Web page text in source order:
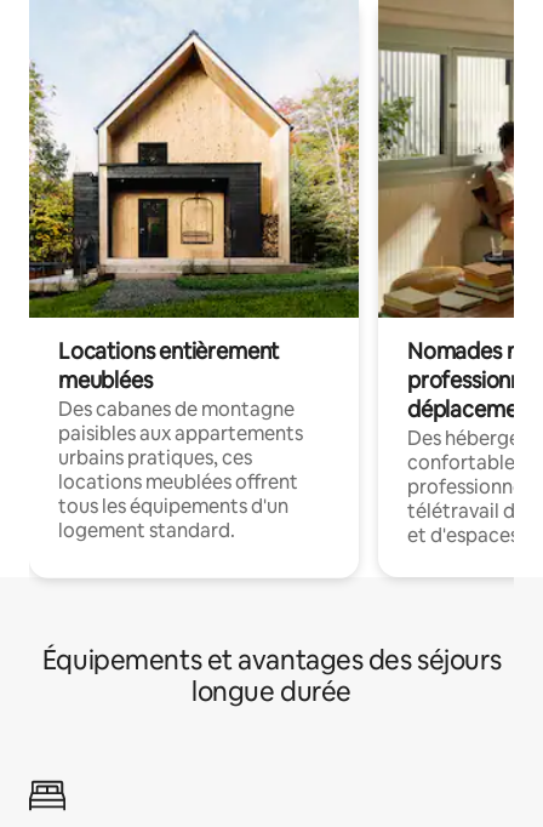
Locations entièrement
meublées
Des cabanes de montagne
paisibles aux appartements
urbains pratiques, ces
locations meublées offrent
tous les équipements d'un
logement standard.
Nomades
déplacement
Des
confortables
professionnels
télétravail
et d'espaces
Équipements et avantages des séjours
longue durée